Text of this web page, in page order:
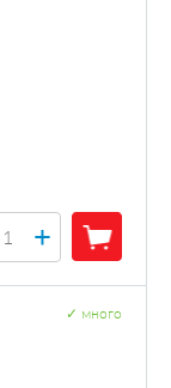
+
много